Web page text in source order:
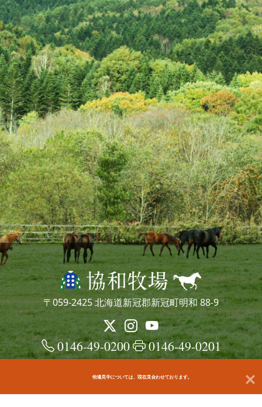
〒059-2425 北海道新冠郡新冠町明和 88-9
0146-49-0200 0146-49-0201
牧場見学については、現在見合わせております。